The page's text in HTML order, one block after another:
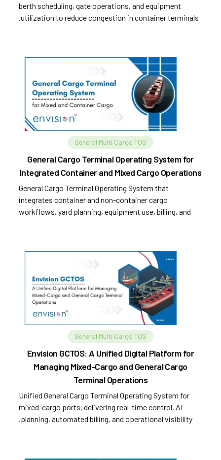
berth scheduling, gate operations, and equipment
utilization to reduce congestion in container terminals.
General Multi Cargo TOS
General Cargo Terminal Operating System for
Integrated Container and Mixed Cargo Operations
General Cargo Terminal Operating System that
integrates container and non-container cargo
workflows, yard planning, equipment use, billing, and
General Multi Cargo TOS
Envision GCTOS: A Unified Digital Platform for
Managing Mixed-Cargo and General Cargo
Terminal Operations
Unified General Cargo Terminal Operating System for
mixed-cargo ports, delivering real-time control, AI
planning, automated billing, and operational visibility.